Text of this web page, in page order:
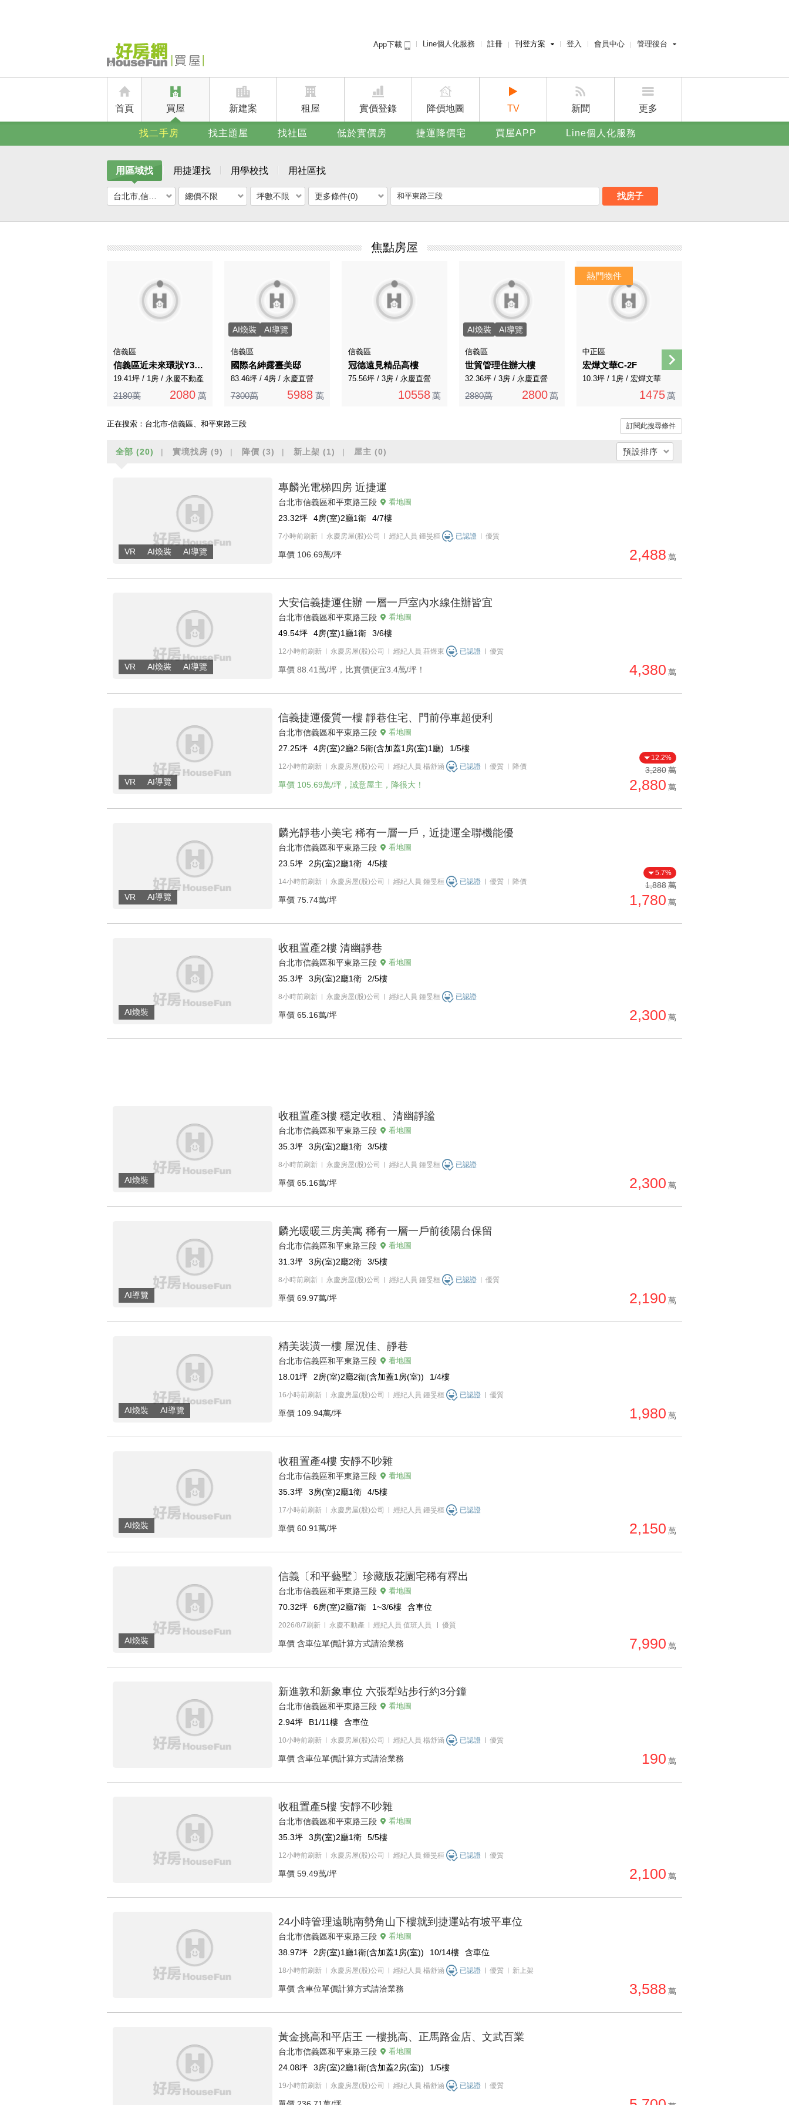
App下載 Line個人化服務 註冊 刊登方案
賣屋刊登
廣告刊登
登入 會員中心 管理後台
屋主管理後台
首頁 買屋 新建案 租屋 實價登錄 降價地圖 TV 新聞 更多
賣屋刊登
找二手房 找主題屋 找社區 低於實價房 捷運降價宅 買屋APP Line個人化服務
用區域找 用捷運找 用學校找 用社區找
總價不限 坪數不限 更多條件(0) 找房子
焦點房屋
信義區
信義區近未來環狀Y39捷運站挑高華店18A107
19.41坪 / 1房 / 永慶不動產
2180萬 2080 萬
AI煥裝 AI導覽
信義區
國際名紳露臺美邸
83.46坪 / 4房 / 永慶直營
7300萬 5988 萬
信義區
冠德遠見精品高樓
75.56坪 / 3房 / 永慶直營
10558 萬
AI煥裝 AI導覽
信義區
世貿管理住辦大樓
32.36坪 / 3房 / 永慶直營
2880萬 2800 萬
中正區
宏燁文華C-2F
10.3坪 / 1房 / 宏燁文華
1475 萬
正在搜索： 台北市-信義區、和平東路三段 訂閱此搜尋條件
全部 (20) 實境找房 (9) 降價 (3) 新上架 (1) 屋主 (0) 預設排序
降價幅度高 → 低
月熱門度高 → 低
專麟光電梯四房 近捷運
台北市信義區和平東路三段 看地圖
23.32坪 4房(室)2廳1衛 4/7樓
7小時前刷新 永慶房屋(股)公司 經紀人員 鍾旻桓 已認證 優質
單價 106.69萬/坪 2,488 萬
大安信義捷運住辦 一層一戶室內水線住辦皆宜
台北市信義區和平東路三段 看地圖
49.54坪 4房(室)1廳1衛 3/6樓
12小時前刷新 永慶房屋(股)公司 經紀人員 莊煜東 已認證 優質
單價 88.41萬/坪，比實價便宜3.4萬/坪！ 4,380 萬
信義捷運優質一樓 靜巷住宅、門前停車超便利
台北市信義區和平東路三段 看地圖
27.25坪 4房(室)2廳2.5衛(含加蓋1房(室)1廳) 1/5樓
12小時前刷新 永慶房屋(股)公司 經紀人員 楊舒涵 已認證 優質 降價
單價 105.69萬/坪，誠意屋主，降很大！
12.2%
3,280萬
2,880 萬
麟光靜巷小美宅 稀有一層一戶，近捷運全聯機能優
台北市信義區和平東路三段 看地圖
23.5坪 2房(室)2廳1衛 4/5樓
14小時前刷新 永慶房屋(股)公司 經紀人員 鍾旻桓 已認證 優質 降價
單價 75.74萬/坪
5.7%
1,888萬
1,780 萬
收租置產2樓 清幽靜巷
台北市信義區和平東路三段 看地圖
35.3坪 3房(室)2廳1衛 2/5樓
8小時前刷新 永慶房屋(股)公司 經紀人員 鍾旻桓 已認證
單價 65.16萬/坪 2,300 萬
收租置產3樓 穩定收租、清幽靜謐
台北市信義區和平東路三段 看地圖
35.3坪 3房(室)2廳1衛 3/5樓
8小時前刷新 永慶房屋(股)公司 經紀人員 鍾旻桓 已認證
單價 65.16萬/坪 2,300 萬
麟光暖暖三房美寓 稀有一層一戶前後陽台保留
台北市信義區和平東路三段 看地圖
31.3坪 3房(室)2廳2衛 3/5樓
8小時前刷新 永慶房屋(股)公司 經紀人員 鍾旻桓 已認證 優質
單價 69.97萬/坪 2,190 萬
精美裝潢一樓 屋況佳、靜巷
台北市信義區和平東路三段 看地圖
18.01坪 2房(室)2廳2衛(含加蓋1房(室)) 1/4樓
16小時前刷新 永慶房屋(股)公司 經紀人員 鍾旻桓 已認證 優質
單價 109.94萬/坪 1,980 萬
收租置產4樓 安靜不吵雜
台北市信義區和平東路三段 看地圖
35.3坪 3房(室)2廳1衛 4/5樓
17小時前刷新 永慶房屋(股)公司 經紀人員 鍾旻桓 已認證
單價 60.91萬/坪 2,150 萬
信義〔和平藝墅〕珍藏版花園宅稀有釋出
台北市信義區和平東路三段 看地圖
70.32坪 6房(室)2廳7衛 1~3/6樓 含車位
2026/8/7刷新 永慶不動產 經紀人員 值班人員 優質
單價 含車位單價計算方式請洽業務 7,990 萬
新進敦和新象車位 六張犁站步行約3分鐘
台北市信義區和平東路三段 看地圖
2.94坪 B1/11樓 含車位
10小時前刷新 永慶房屋(股)公司 經紀人員 楊舒涵 已認證 優質
單價 含車位單價計算方式請洽業務 190 萬
收租置產5樓 安靜不吵雜
台北市信義區和平東路三段 看地圖
35.3坪 3房(室)2廳1衛 5/5樓
12小時前刷新 永慶房屋(股)公司 經紀人員 鍾旻桓 已認證 優質
單價 59.49萬/坪 2,100 萬
24小時管理遠眺南勢角山下樓就到捷運站有坡平車位
台北市信義區和平東路三段 看地圖
38.97坪 2房(室)1廳1衛(含加蓋1房(室)) 10/14樓 含車位
18小時前刷新 永慶房屋(股)公司 經紀人員 楊舒涵 已認證 優質 新上架
單價 含車位單價計算方式請洽業務 3,588 萬
黃金挑高和平店王 一樓挑高、正馬路金店、文武百業
台北市信義區和平東路三段 看地圖
24.08坪 3房(室)2廳1衛(含加蓋2房(室)) 1/5樓
19小時前刷新 永慶房屋(股)公司 經紀人員 楊舒涵 已認證 優質